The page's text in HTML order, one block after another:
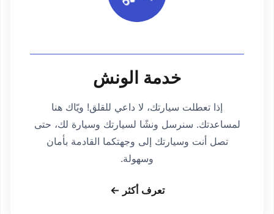
خدمة الونش
إذا تعطلت سيارتك، لا داعي للقلق! ويّاك هنا
لمساعدتك. سنرسل ونشًا لسيارتك وسيارة لك، حتى
تصل أنت وسيارتك إلى وجهتكما القادمة بأمان
وسهولة.
تعرف أكثر ←